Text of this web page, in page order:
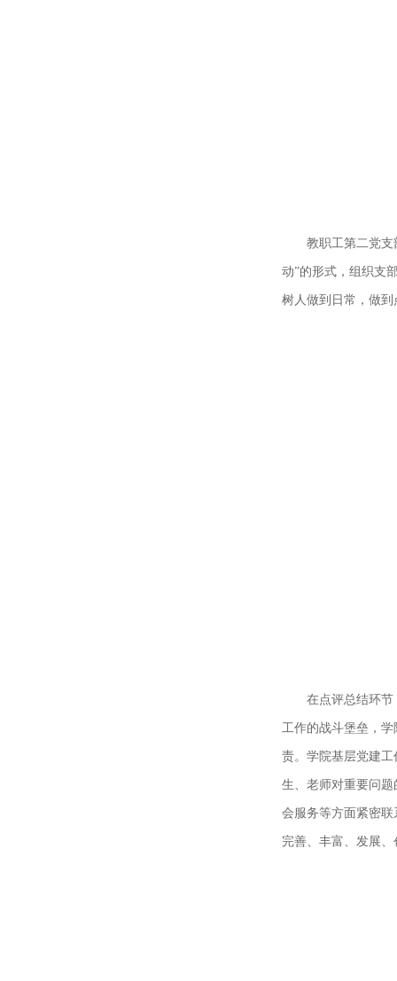
教职工第二党
动”的形式，组织支
树人做到日常，做到
在点评总结环
工作的战斗堡垒，
责。学院基层党建
生、老师对重要问
会服务等方面紧密
完善、丰富、发展